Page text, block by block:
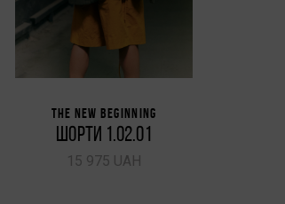
THE NEW BEGINNING
ШОРТИ 1.02.01
15 975 UAH